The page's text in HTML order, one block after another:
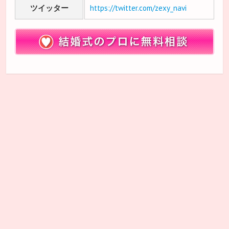
ツイッター https://twitter.com/zexy_navi